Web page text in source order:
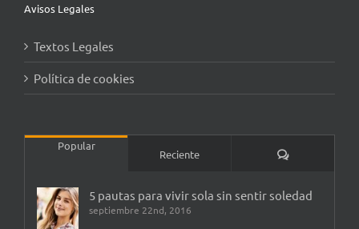
Avisos Legales
Textos Legales
Política de cookies
Popular
Reciente Comentarios
5 pautas para vivir sola sin sentir soledad
septiembre 22nd, 2016